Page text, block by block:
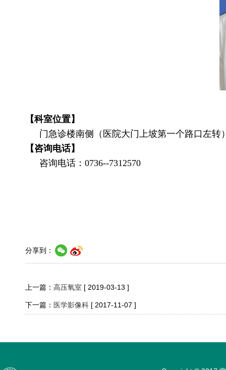
【科室位置】
门急诊楼南侧（医院大门上坡第一个路口左转
【咨询电话】
咨询电话：0736--7312570
分享到：
上一篇： 高压氧室 [ 2019-03-13 ]
下一篇： 医学影像科 [ 2017-11-07 ]